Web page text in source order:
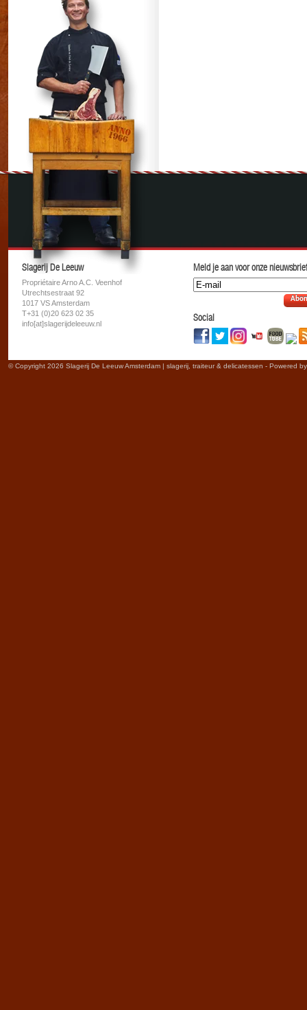
Slagerij De Leeuw
Propriétaire Arno A.C. Veenhof
Utrechtsestraat 92
1017 VS Amsterdam
T+31 (0)20 623 02 35
info[at]slagerijdeleeuw.nl
Meld je aan voor onze
Social
© Copyright 2026 Slagerij De Leeuw Amsterdam | slagerij, traiteur & delicatessen - Powered